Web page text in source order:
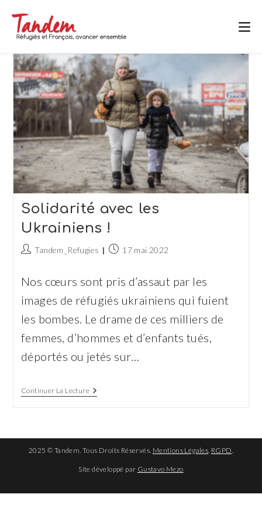
content
Solidarité avec les
Ukrainiens !
Auteur/autrice
publication :
Tandem_Refugies
Publication
17 mai 2022
Nos cœurs sont pris d’assaut par les
images de réfugiés ukrainiens qui fuient
les bombes. Le drame de ces milliers de
femmes, d’hommes et d’enfants tués,
déportés ou jetés sur…
Continuer La LectureSolidarité
Avec
2025 © Tandem. Tous Droits Réservés. Mentions Légales. RGPD.
Site développé par Gustavo Mezo